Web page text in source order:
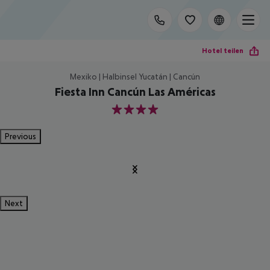
Hotel teilen
Mexiko | Halbinsel Yucatán | Cancún
Fiesta Inn Cancún Las Américas
4
Previous
Next